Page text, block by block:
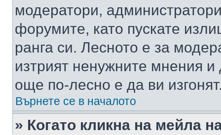
модератори,
форумите, като пускате
ранга си. Лесното е за
изтрият ненужните мнения
още по-лесно е да ви
Върнете се в началото
» Когато кликна на мейла